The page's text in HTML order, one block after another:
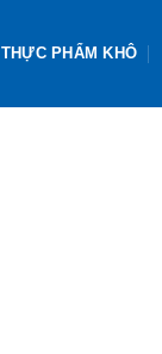
THỰC PHẨM KHÔ